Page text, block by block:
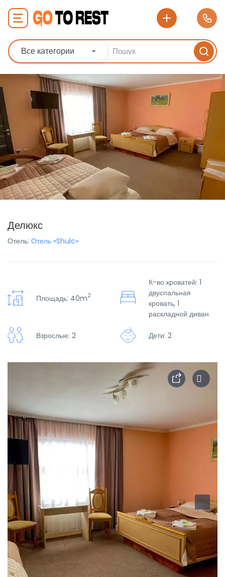
Все категории
Делюкс
Отель: Отель «Shulc»
Площадь: 40m2
К-во кроватей: 1
двуспальная
кровать, 1
раскладной диван
Взрослые: 2 Дети: 2